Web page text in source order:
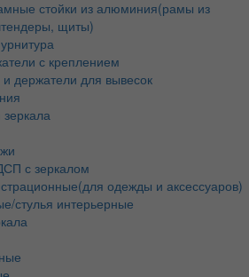
стойки из алюминия(рамы из
щиты)
с креплением
держатели для вывесок
с зеркалом
одежды и аксессуаров)
стулья интерьерные